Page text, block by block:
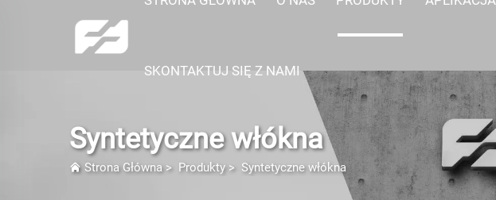
SKONTAKTUJ SIĘ Z NAMI
Syntetyczne włókna
Strona Główna> Produkty> Syntetyczne włókna